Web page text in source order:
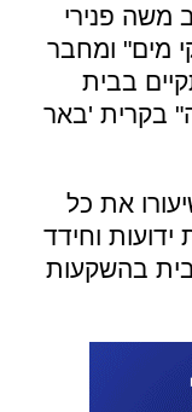
משה פנירי
מים" ומחבר
בבית
בקרית 'באר
את כל
וחידד
בהשקעות